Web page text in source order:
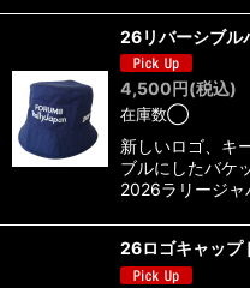
26リバーシブル
4,500円(税込)
在庫数◯
新しいロゴ、キ
ブルにしたバケ
2026ラリージャ
26ロゴキャップ